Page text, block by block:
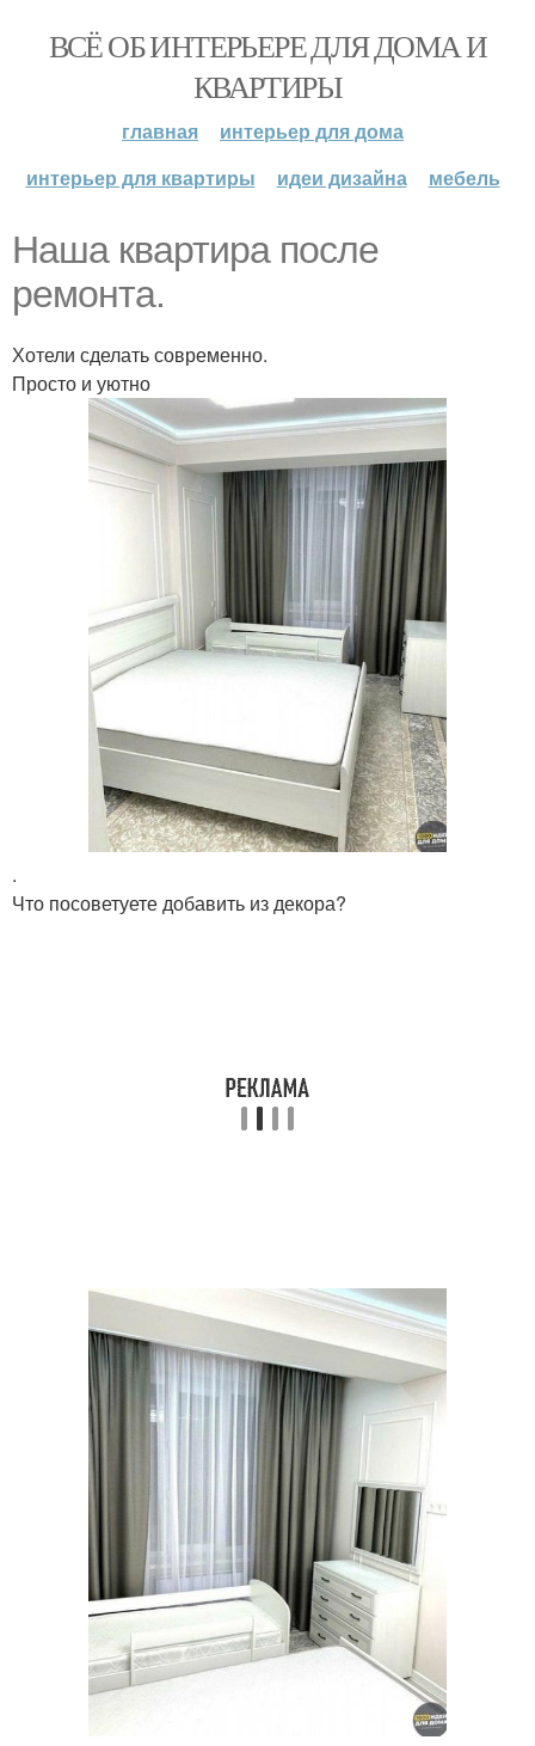
ВСЁ ОБ ИНТЕРЬЕРЕ ДЛЯ ДОМА И
КВАРТИРЫ
главная
интерьер для дома
интерьер для квартиры
идеи дизайна мебель
Наша квартира после
ремонта.
Хотели сделать современно.
Просто и уютно
.
Что посоветуете добавить из декора?